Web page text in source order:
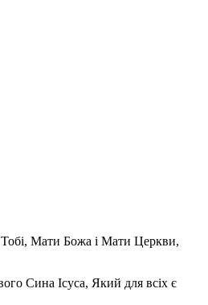
Тобі, Мати Божа і Мати Церкви,
Сина Ісуса, Який для всіх є